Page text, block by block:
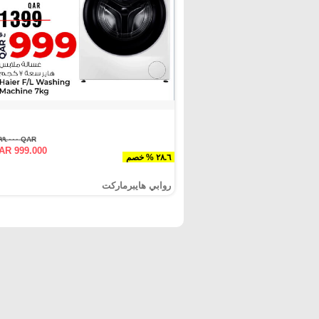
٢٨.٦ % خصم
QAR ١٣٩٩.٠٠٠
999.000
روابي هايبرماركت